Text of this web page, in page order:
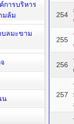
254
255
256
257
การบริหาร
มล้ม
ลมะขาม
น